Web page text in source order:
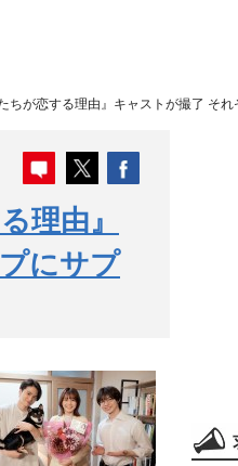
ちが恋する理由』キャストが撮了 そ
理由』
にサプ